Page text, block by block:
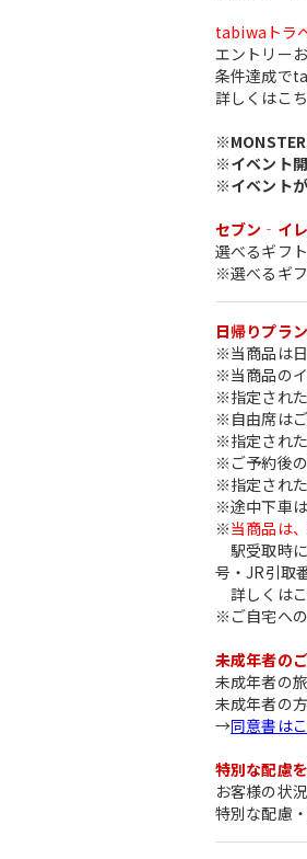
tabiwaトラ
エントリー
条件達成で
詳しくはこ
※イベント
※イベント
セブン‐イ
選べるギフ
※選べるギ
日帰りプラ
※当商品は
※当商品の
※指定された
※自由席はご
※指定され
※ご予約後
※指定され
※途中下車は
※当商品は
駅受取時
号・JR引取
詳しくは
※ご自宅への
未成年者の
未成年者の
未成年者の
→同意書は
特別な配慮
お客様の状
特別な配慮